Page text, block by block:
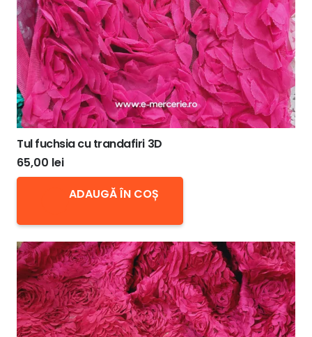
Tul fuchsia cu trandafiri 3D
65,00 lei
ADAUGĂ ÎN COȘ